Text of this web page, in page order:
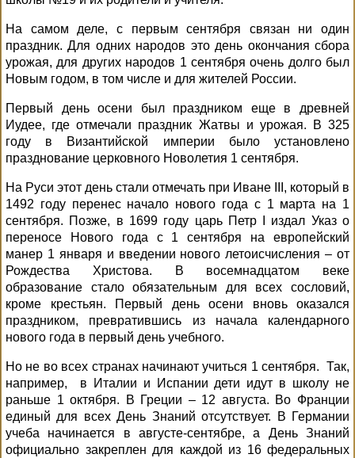
На самом деле, с первым сентября связан ни один
праздник. Для одних народов это день окончания сбора
урожая, для других народов 1 сентября очень долго был
Новым годом, в том числе и для жителей России.
Первый день осени был праздником еще в древней
Иудее, где отмечали праздник Жатвы и урожая. В 325
году в Византийской империи было установлено
празднование церковного Новолетия 1 сентября.
На Руси этот день стали отмечать при Иване III, который в
1492 году перенес начало нового года с 1 марта на 1
сентября. Позже, в 1699 году царь Петр I издал Указ о
переносе Нового года с 1 сентября на европейский
манер 1 января и введении нового летоисчисления – от
Рождества Христова. В восемнадцатом веке
образование стало обязательным для всех сословий,
кроме крестьян. Первый день осени вновь оказался
праздником, превратившись из начала календарного
нового года в первый день учебного.
Но не во всех странах начинают учиться 1 сентября. Так,
например,
в Италии и Испании дети идут в школу не
раньше 1 октября. В Греции – 12 августа. Во Франции
единый для всех День Знаний отсутствует. В Германии
учеба начинается в августе-сентябре, а День Знаний
официально закреплен для каждой из 16 федеральных